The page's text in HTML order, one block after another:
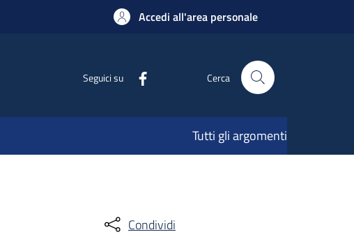
Accedi all'area personale
Seguici su Cerca
Tutti gli argomenti
Condividi